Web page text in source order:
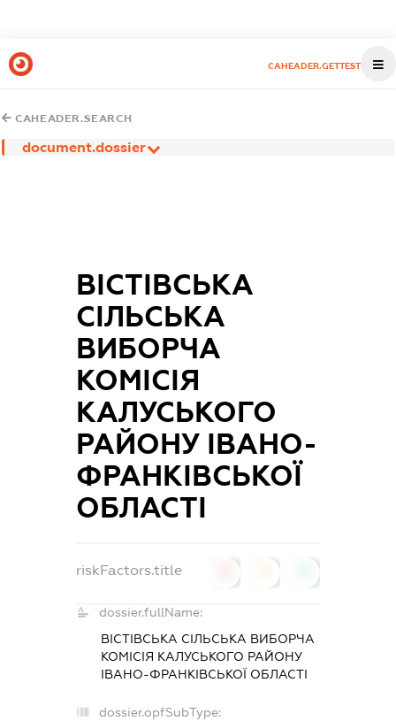
CAHEADER.GETTEST
CAHEADER.SEARCH
document.dossier
ВІСТІВСЬКА
СІЛЬСЬКА
ВИБОРЧА
КОМІСІЯ
КАЛУСЬКОГО
РАЙОНУ ІВАНО-
ФРАНКІВСЬКОЇ
ОБЛАСТІ
riskFactors.title
dossier.fullName:
ВІСТІВСЬКА СІЛЬСЬКА ВИБОРЧА
КОМІСІЯ КАЛУСЬКОГО РАЙОНУ
ІВАНО-ФРАНКІВСЬКОЇ ОБЛАСТІ
dossier.opfSubType: